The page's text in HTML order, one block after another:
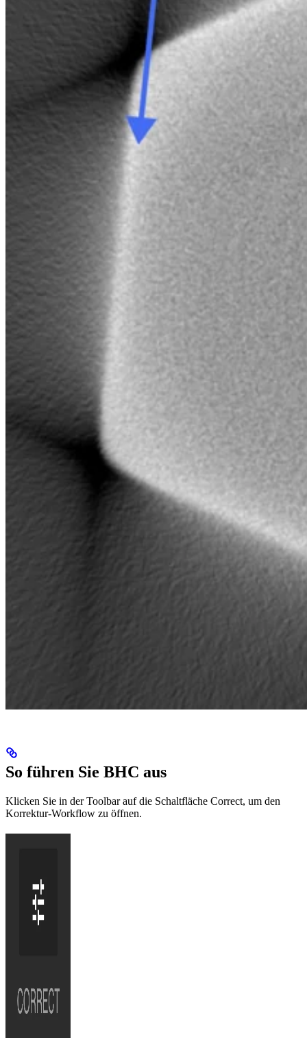
So führen Sie BHC aus
Klicken Sie in der Toolbar auf die Schaltfläche Correct, um den
Korrektur-Workflow zu öffnen.